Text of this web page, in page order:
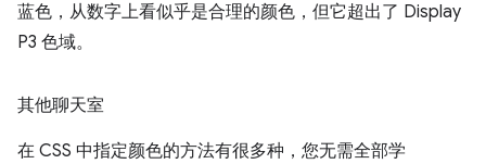
蓝色，从数字上看似乎是合理的颜色，但它超出了 Display
P3 色域。
其他聊天室
在 CSS 中指定颜色的方法有很多种，您无需全部学